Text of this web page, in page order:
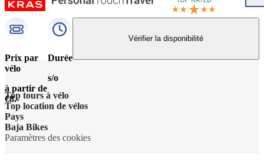
Prix par
vélo
à partir de
€8.-
Durée
s/o
Vérifier la disponibilité
Top tours à vélo
Top location de vélos
Pays
Baja Bikes
Paramètres des cookies